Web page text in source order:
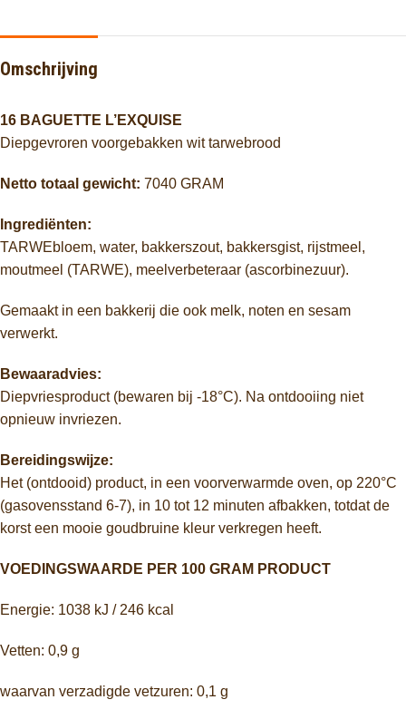
Omschrijving
16 BAGUETTE L’EXQUISE
Diepgevroren voorgebakken wit tarwebrood
Netto totaal gewicht: 7040 GRAM
Ingrediënten:
TARWEbloem, water, bakkerszout, bakkersgist, rijstmeel,
moutmeel (TARWE), meelverbeteraar (ascorbinezuur).
Gemaakt in een bakkerij die ook melk, noten en sesam
verwerkt.
Bewaaradvies:
Diepvriesproduct (bewaren bij -18°C). Na ontdooiing niet
opnieuw invriezen.
Bereidingswijze:
Het (ontdooid) product, in een voorverwarmde oven, op 220°C
(gasovensstand 6-7), in 10 tot 12 minuten afbakken, totdat de
korst een mooie goudbruine kleur verkregen heeft.
VOEDINGSWAARDE PER 100 GRAM PRODUCT
Energie: 1038 kJ / 246 kcal
Vetten: 0,9 g
waarvan verzadigde vetzuren: 0,1 g